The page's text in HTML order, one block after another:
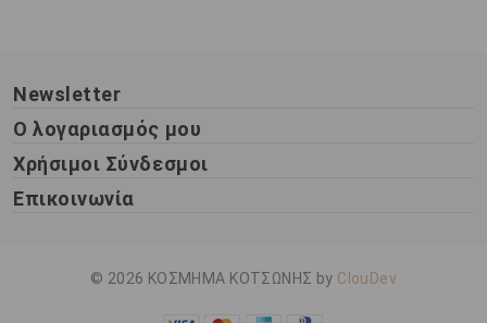
Newsletter
Ο λογαριασμός μου
Χρήσιμοι Σύνδεσμοι
Επικοινωνία
© 2026 ΚΟΣΜΗΜΑ ΚΟΤΣΩΝΗΣ by ClouDev